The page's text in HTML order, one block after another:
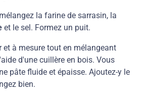
la farine de sarrasin, la
et le sel. Formez un puit.
et à mesure tout en mélangeant
d'une cuillère en bois. Vous
pâte fluide et épaisse. Ajoutez-y le
bien.